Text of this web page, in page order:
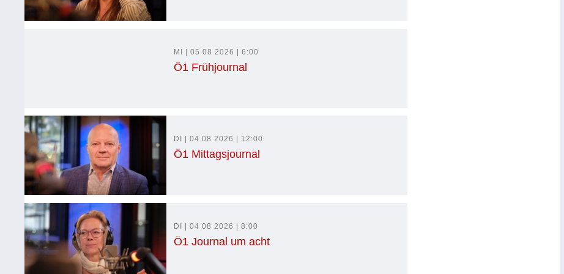
MI | 05 08 2026 | 6:00
Ö1 Frühjournal
DI | 04 08 2026 | 12:00
Ö1 Mittagsjournal
DI | 04 08 2026 | 8:00
Ö1 Journal um acht